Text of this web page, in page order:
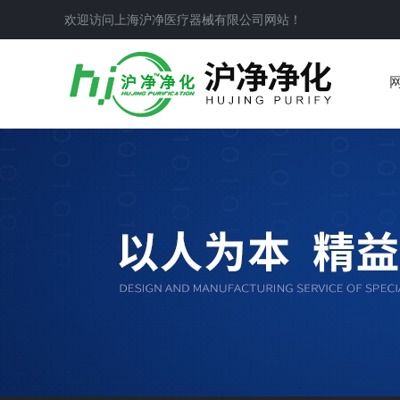
欢迎访问上海沪净医疗器械有限公司网站！